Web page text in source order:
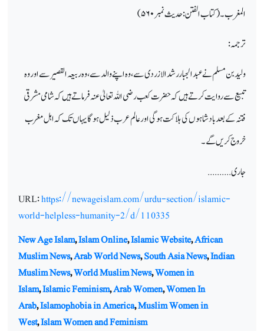
المغرب۔(کتاب الفتن:حدیث نمبر ۵۶۰
)
ترجمہ:
ولید بن مسلم نے عبدالجباررشد الازردی سے، وہ اپنے والد سے، وہ ربیعہ القصیر سے اور وہ
تبیع سے روایت کرتے ہیں کہ حضرت کعب رضی اللہ تعالیٰ عنہ فرماتے ہیں کہ شامی مشرقی
فتنہ کے بعد بادشاہوں کی ہلاکت ہوگی اور عالم عرب ذلیل ہوگا یہاں تک کہ اہل مغرب
خروج کریں گے۔
جاری..........
URL:https://newageislam.com/urdu-section/islamic-
world-helpless-humanity-2/d/110335
New Age Islam,Islam Online,Islamic Website,African
Muslim News,Arab World News,South Asia News,Indian
Muslim News,World Muslim News,Women in
Islam,Islamic Feminism,Arab Women,Women In
Arab,Islamophobia in America,Muslim Women in
West,Islam Women and Feminism